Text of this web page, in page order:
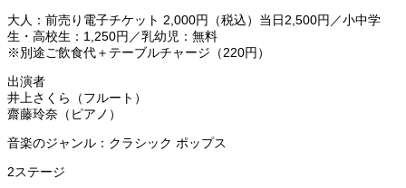
大人：前売り電子チケット 2,000円（税込）当日2,500円／小中学
生・高校生：1,250円／乳幼児：無料
※別途ご飲食代＋テーブルチャージ（220円）
出演者
井上さくら（フルート）
齋藤玲奈（ピアノ）
音楽のジャンル：クラシック ポップス
2ステージ